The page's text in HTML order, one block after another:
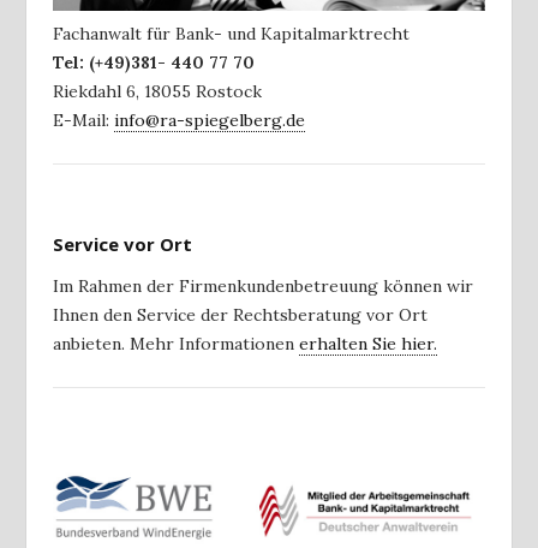
Fachanwalt für Bank- und Kapitalmarktrecht
Tel: (+49)381- 440 77 70
Riekdahl 6, 18055 Rostock
E-Mail: info@ra-spiegelberg.de
Service vor Ort
Im Rahmen der Firmenkundenbetreuung können wir
Ihnen den Service der Rechtsberatung vor Ort
anbieten. Mehr Informationen erhalten Sie hier.